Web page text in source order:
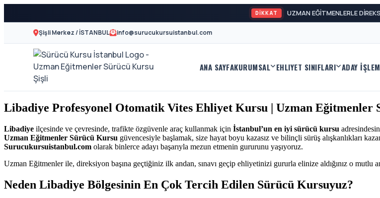
DİKKAT UZMAN EĞİTMENLERLE
Şişli Merkez / İSTANBUL info@surucukursuistanbul.com
Sürücü
Kursu
İstanbul
-
Şişli
A2
Motor
Ehliyeti
ve
Özel
Direksiyon
Dersi
ANA SAYFAKURUMSAL EHLIYET SINIFLARI ADAY
Libadiye Profesyonel Otomatik Vites Ehliyet Kursu | Uzman Eğitmenler
Libadiye ilçesinde ve çevresinde, trafikte özgüvenle araç kullanmak için İstanbul’un en iyi sürücü kursu
Uzman Eğitmenler Sürücü Kursu güvencesiyle başlamak, size hayat boyu kazasız ve bilinçli sürüş alışkanlıkları
Surucukursuistanbul.com olarak binlerce adayı başarıyla mezun etmenin gururunu yaşıyoruz.
Uzman Eğitmenler ile, direksiyon başına geçtiğiniz ilk andan, sınavı geçip ehliyetinizi gururla elinize aldığınız o mutlu
Neden Libadiye Bölgesinin En Çok Tercih Edilen Sürücü Kursuyuz?